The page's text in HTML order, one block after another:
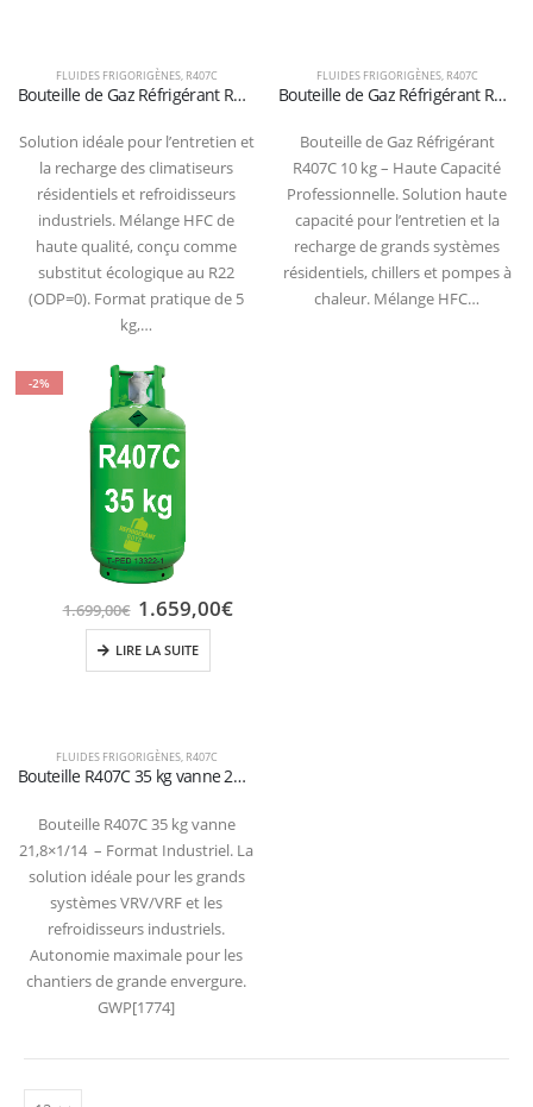
FLUIDES FRIGORIGÈNES, R407C
Bouteille de Gaz Réfrigérant R407C 5 kg – Haute Efficacité.
Solution idéale pour l’entretien et
la recharge des climatiseurs
résidentiels et refroidisseurs
industriels. Mélange HFC de
haute qualité, conçu comme
substitut écologique au R22
(ODP=0). Format pratique de 5
kg,…
FLUIDES FRIGORIGÈNES, R407C
Bouteille de Gaz Réfrigérant R407C 10 kg vanne 1/4
Bouteille de Gaz Réfrigérant
R407C 10 kg – Haute Capacité
Professionnelle. Solution haute
capacité pour l’entretien et la
recharge de grands systèmes
résidentiels, chillers et pompes à
chaleur. Mélange HFC…
-2%
FLUIDES FRIGORIGÈNES, R407C
Bouteille R407C 35 kg vanne 21,8×1/14 – Format Industriel.
Bouteille R407C 35 kg vanne
21,8×1/14 – Format Industriel. La
solution idéale pour les grands
systèmes VRV/VRF et les
refroidisseurs industriels.
Autonomie maximale pour les
chantiers de grande envergure.
GWP[1774]
1.699,00€ 1.659,00€
LIRE LA SUITE